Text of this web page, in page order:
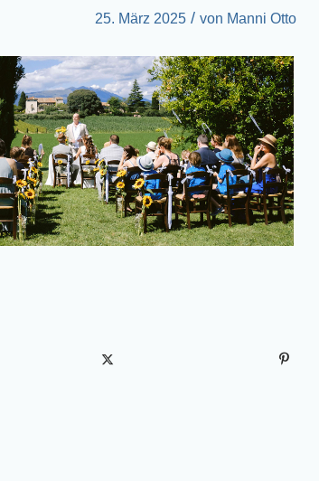
25. März 2025 / von Manni Otto